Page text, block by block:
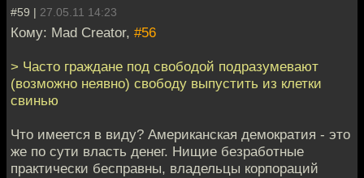
#59 | 27.05.11 14:23
Кому: Mad Creator, #56
> Часто граждане под свободой подразумевают
(возможно неявно) свободу выпустить из клетки
свинью
Что имеется в виду? Американская демократия - это
же по сути власть денег. Нищие безработные
практически бесправны, владельцы корпораций